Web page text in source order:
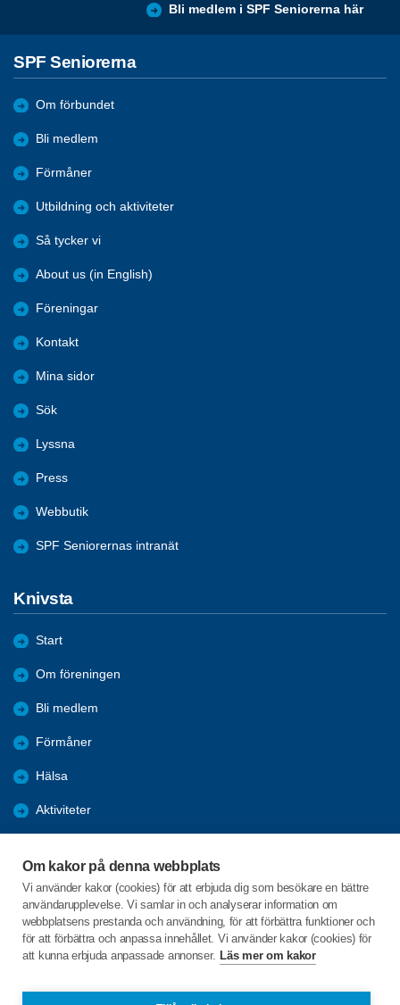
Om kakor på denna webbplats
Vi använder kakor (cookies) för att erbjuda dig som besökare en bättre
användarupplevelse. Vi samlar in och analyserar information om
webbplatsens prestanda och användning, för att förbättra funktioner och
för att förbättra och anpassa innehållet. Vi använder kakor (cookies) för
att kunna erbjuda anpassade annonser. Läs mer om kakor
Bli medlem i SPF Seniorerna här
SPF Seniorerna
Om förbundet
Bli medlem
Förmåner
Utbildning och aktiviteter
Så tycker vi
About us (in English)
Föreningar
Kontakt
Mina sidor
Sök
Lyssna
Press
Webbutik
SPF Seniorernas intranät
Knivsta
Start
Om föreningen
Bli medlem
Förmåner
Hälsa
Aktiviteter
Bildgalleri
Nyheter
C/o:Maj Lis Askebro